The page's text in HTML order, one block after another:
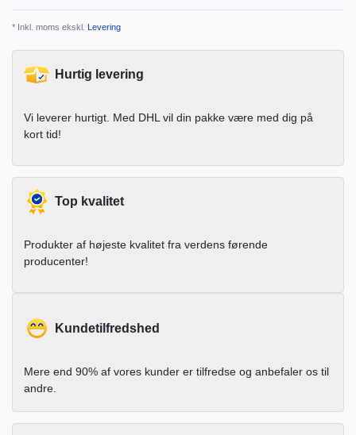
* Inkl. moms ekskl. Levering
Hurtig levering
Vi leverer hurtigt. Med DHL vil din pakke være med dig på
kort tid!
Top kvalitet
Produkter af højeste kvalitet fra verdens førende
producenter!
Kundetilfredshed
Mere end 90% af vores kunder er tilfredse og anbefaler os til
andre.